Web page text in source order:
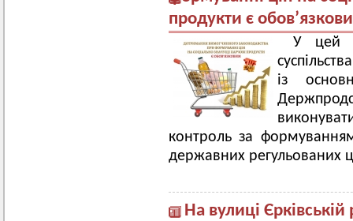
продукти є
У цей
із
контроль за
державних регульованих
На вулиці